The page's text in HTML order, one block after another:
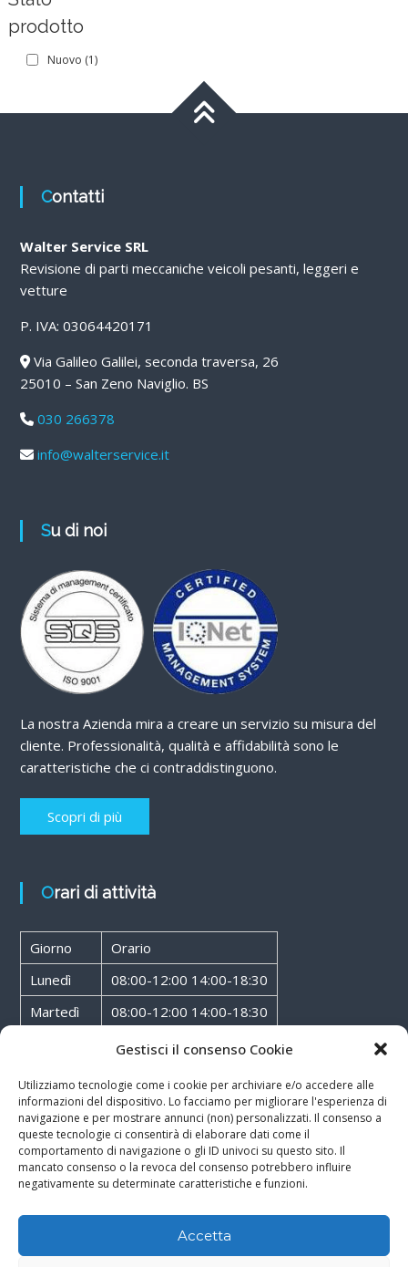
Gestisci il consenso Cookie
Utilizziamo tecnologie come i cookie per archiviare e/o accedere alle
informazioni del dispositivo. Lo facciamo per migliorare l'esperienza di
navigazione e per mostrare annunci (non) personalizzati. Il consenso a
queste tecnologie ci consentirà di elaborare dati come il
comportamento di navigazione o gli ID univoci su questo sito. Il
mancato consenso o la revoca del consenso potrebbero influire
negativamente su determinate caratteristiche e funzioni.
Accetta
prodotto
Nuovo (1)
Contatti
Walter Service SRL
Revisione di parti meccaniche veicoli pesanti, leggeri e
vetture
P. IVA: 03064420171
Via Galileo Galilei, seconda traversa, 26
25010 – San Zeno Naviglio. BS
030 266378
info@walterservice.it
Su di noi
La nostra Azienda mira a creare un servizio su misura del
cliente. Professionalità, qualità e affidabilità sono le
caratteristiche che ci contraddistinguono.
Scopri di più
Orari di attività
Giorno
Orario
Lunedì
08:00-12:00 14:00-18:30
Martedì
08:00-12:00 14:00-18:30
08:00-12:00 14:00-18:30
Giovedì
08:00-12:00 14:00-18:30
Venerdì
08:00-12:00 14:00-18:30
Sabato
08:00-12:00